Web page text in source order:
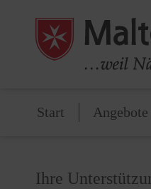
Start
Ihre